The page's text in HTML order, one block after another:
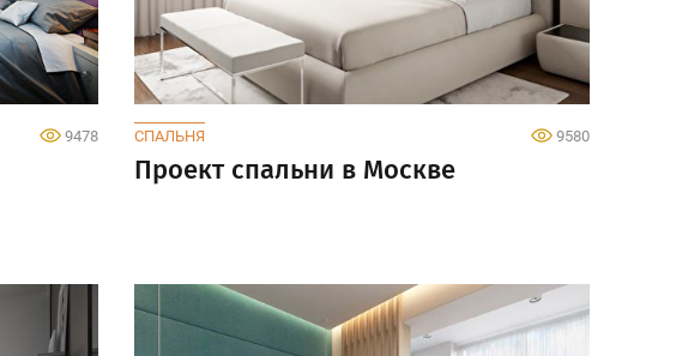
9478 СПАЛЬНЯ 9580
Проект спальни в Москве